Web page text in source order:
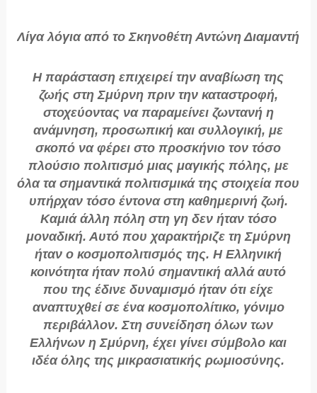
Λίγα λόγια από το Σκηνοθέτη Αντώνη Διαμαντή
Η παράσταση επιχειρεί την αναβίωση της
ζωής στη Σμύρνη πριν την καταστροφή,
στοχεύοντας να παραμείνει ζωντανή η
ανάμνηση, προσωπική και συλλογική, με
σκοπό να φέρει στο προσκήνιο τον τόσο
πλούσιο πολιτισμό μιας μαγικής πόλης, με
όλα τα σημαντικά πολιτισμικά της στοιχεία που
υπήρχαν τόσο έντονα στη καθημερινή ζωή.
Καμιά άλλη πόλη στη γη δεν ήταν τόσο
μοναδική. Αυτό που χαρακτήριζε τη Σμύρνη
ήταν ο κοσμοπολιτισμός της. Η Ελληνική
κοινότητα ήταν πολύ σημαντική αλλά αυτό
που της έδινε δυναμισμό ήταν ότι είχε
αναπτυχθεί σε ένα κοσμοπολίτικο, γόνιμο
περιβάλλον. Στη συνείδηση όλων των
Ελλήνων η Σμύρνη, έχει γίνει σύμβολο και
ιδέα όλης της μικρασιατικής ρωμιοσύνης.